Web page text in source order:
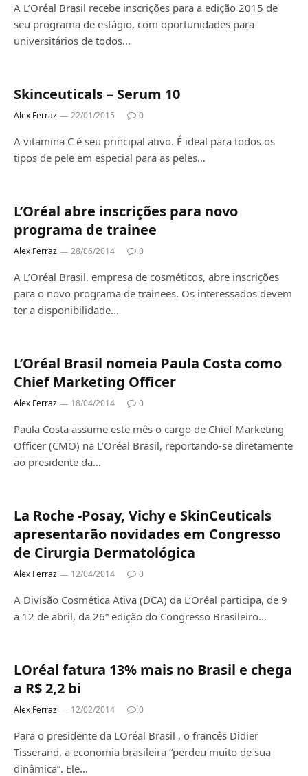
A L’Oréal Brasil recebe inscrições para a edição 2015 de
seu programa de estágio, com oportunidades para
universitários de todos…
Skinceuticals – Serum 10
Alex Ferraz 22/01/2015 0
A vitamina C é seu principal ativo. É ideal para todos os
tipos de pele em especial para as peles…
L’Oréal abre inscrições para novo
programa de trainee
Alex Ferraz 28/06/2014 0
A L’Oréal Brasil, empresa de cosméticos, abre inscrições
para o novo programa de trainees. Os interessados devem
ter a disponibilidade…
L’Oréal Brasil nomeia Paula Costa como
Chief Marketing Officer
Alex Ferraz 18/04/2014 0
Paula Costa assume este mês o cargo de Chief Marketing
Officer (CMO) na L’Oréal Brasil, reportando-se diretamente
ao presidente da…
La Roche -Posay, Vichy e SkinCeuticals
apresentarão novidades em Congresso
de Cirurgia Dermatológica
Alex Ferraz 12/04/2014 0
A Divisão Cosmética Ativa (DCA) da L’Oréal participa, de 9
a 12 de abril, da 26ª edição do Congresso Brasileiro…
LOréal fatura 13% mais no Brasil e chega
a R$ 2,2 bi
Alex Ferraz 12/02/2014 0
Para o presidente da LOréal Brasil , o francês Didier
Tisserand, a economia brasileira “perdeu muito de sua
dinâmica”. Ele…